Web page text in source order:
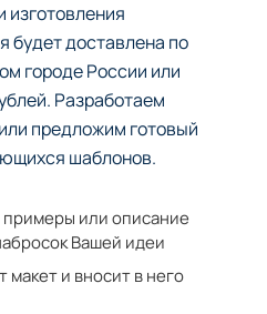
изготовления
будет доставлена по
городе России или
Разработаем
предложим готовый
шаблонов.
или описание
Вашей идеи
и вносит в него